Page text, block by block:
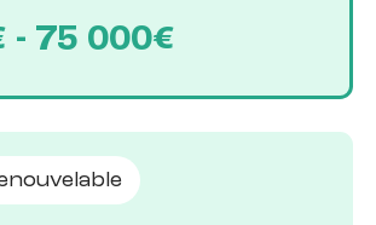
- 75 000€